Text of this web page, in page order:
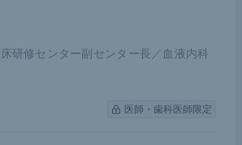
床研修センター副センター長／血液内科
医師・歯科医師限定